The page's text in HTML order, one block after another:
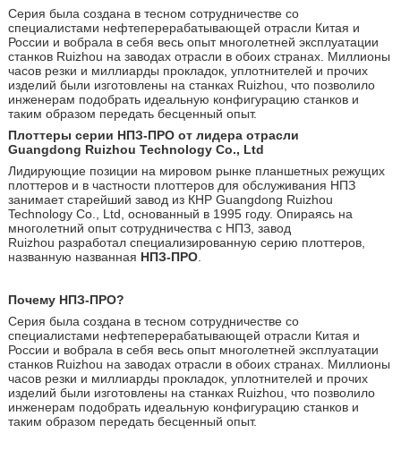
Серия была создана в тесном сотрудничестве со
специалистами нефтеперерабатывающей отрасли Китая и
России и вобрала в себя весь опыт многолетней эксплуатации
станков Ruizhou на заводах отрасли в обоих странах. Миллионы
часов резки и миллиарды прокладок, уплотнителей и прочих
изделий были изготовлены на станках Ruizhou, что позволило
инженерам подобрать идеальную конфигурацию станков и
таким образом передать бесценный опыт.
Плоттеры серии НПЗ-ПРО от лидера отрасли
Guangdong Ruizhou Technology Co., Ltd
Лидирующие позиции на мировом рынке планшетных режущих
плоттеров и в частности плоттеров для обслуживания НПЗ
занимает старейший завод из КНР Guangdong Ruizhou
Technology Co., Ltd, основанный в 1995 году. Опираясь на
многолетний опыт сотрудничества с НПЗ, завод
Ruizhou разработал специализированную серию плоттеров,
названную названная НПЗ-ПРО.
Почему НПЗ-ПРО?
Серия была создана в тесном сотрудничестве со
специалистами нефтеперерабатывающей отрасли Китая и
России и вобрала в себя весь опыт многолетней эксплуатации
станков Ruizhou на заводах отрасли в обоих странах. Миллионы
часов резки и миллиарды прокладок, уплотнителей и прочих
изделий были изготовлены на станках Ruizhou, что позволило
инженерам подобрать идеальную конфигурацию станков и
таким образом передать бесценный опыт.